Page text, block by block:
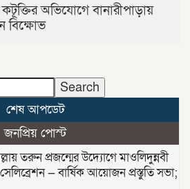
অভিযোগে বানারীপাড়ায়
বিক্ষোভ
Search
শেষ আপডেট
জনপ্রিয় পোস্ট
তরুন প্রজন্মের উদ্যোগে মাওলিদুন্নবী
— বার্ষিক আয়োজন প্রস্তুতি সভা;